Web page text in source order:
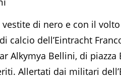
di nero e con il
calcio dell’Eintracht
Alkymya Bellini, di piazza
Allertati dai militari